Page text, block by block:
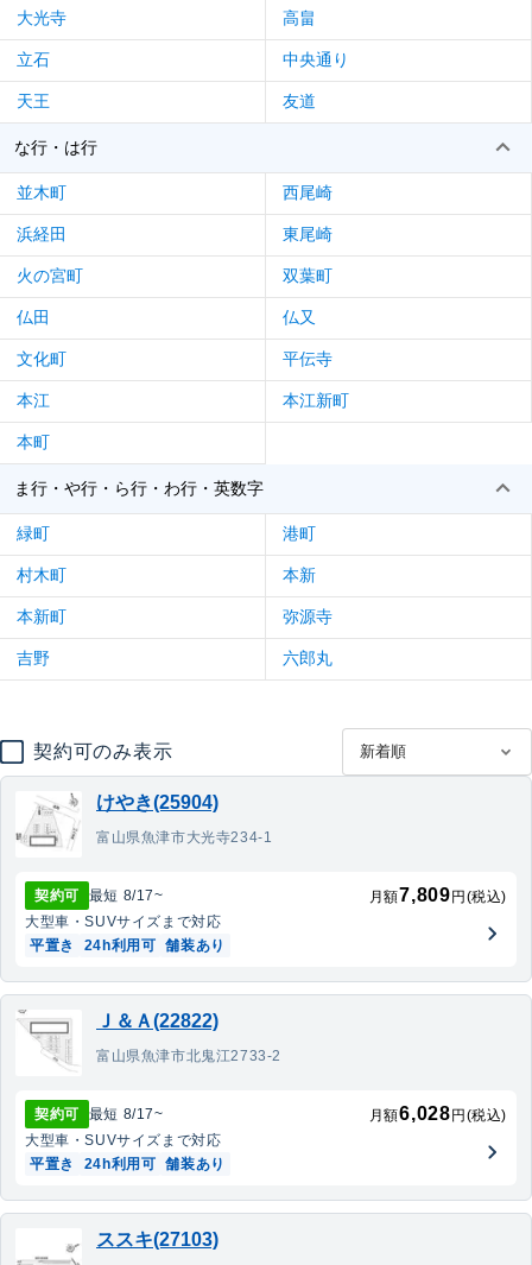
大光寺 高畠
立石 中央通り
天王 友道
な行・は行
並木町 西尾崎
浜経田 東尾崎
火の宮町 双葉町
仏田 仏又
文化町 平伝寺
本江 本江新町
本町
ま行・や行・ら行・わ行・英数字
緑町 港町
村木町 本新
本新町 弥源寺
吉野 六郎丸
契約可のみ表示
けやき(25904)
富山県魚津市大光寺234-1
契約可 最短 8/17~ 月額7,809 円(税込)
大型車・SUVサイズまで対応
平置き
24h利用可 舗装あり
Ｊ＆Ａ(22822)
富山県魚津市北鬼江2733-2
契約可 最短 8/17~ 月額6,028 円(税込)
大型車・SUVサイズまで対応
平置き
24h利用可 舗装あり
ススキ(27103)